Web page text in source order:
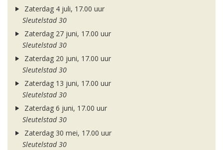
Zaterdag 4 juli, 17.00 uur
Sleutelstad 30
Zaterdag 27 juni, 17.00 uur
Sleutelstad 30
Zaterdag 20 juni, 17.00 uur
Sleutelstad 30
Zaterdag 13 juni, 17.00 uur
Sleutelstad 30
Zaterdag 6 juni, 17.00 uur
Sleutelstad 30
Zaterdag 30 mei, 17.00 uur
Sleutelstad 30